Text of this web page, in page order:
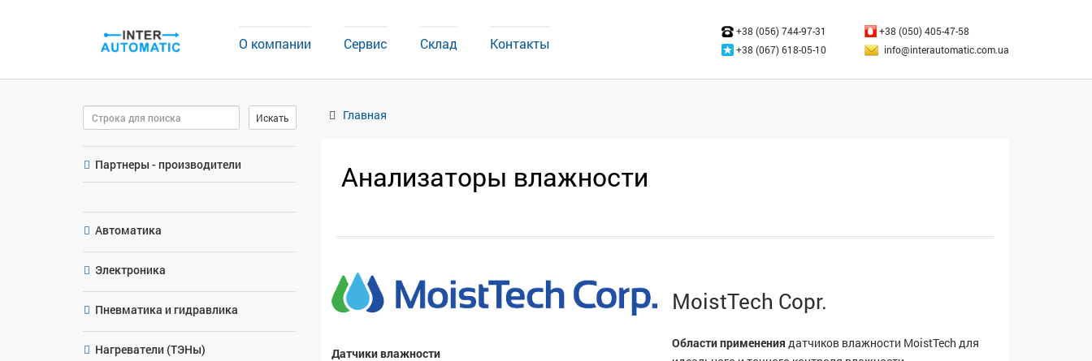
О компании Сервис Склад Контакты
+38 (056) 744-97-31
+38 (050) 405-47-58
+38 (067) 618-05-10
info@interautomatic.com.ua
Поиск
Искать
Партнеры - производители
Автоматика
Электроника
Пневматика и гидравлика
Нагреватели (ТЭНы)
Главная
Анализаторы влажности
Датчики влажности
MoistTech Copr.
Области применения датчиков влажности MoistTech для